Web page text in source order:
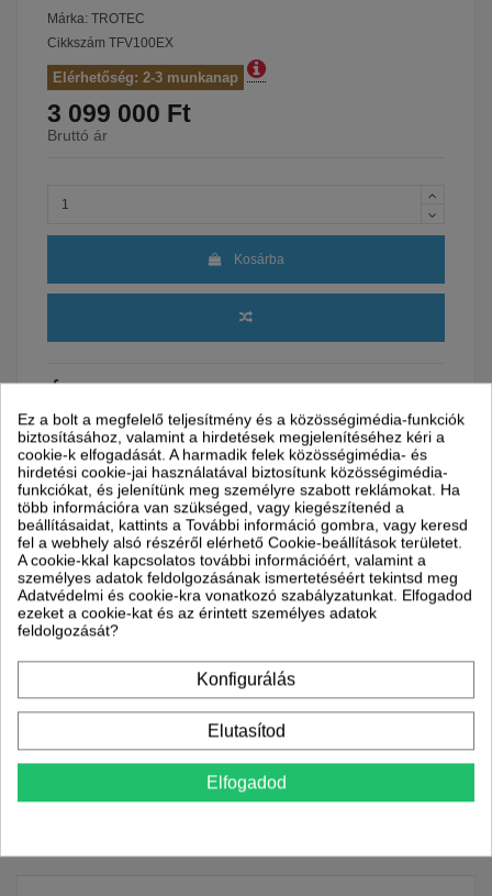
Márka: TROTEC
Cikkszám TFV100EX
Elérhetőség: 2-3 munkanap
3 099 000 Ft
Bruttó ár
Kosárba
Garancia 36 hónap Ingyenes szállítás!
Szállítással kapcsolatos információk
Partnereink Szállítási idő
Munkanapokon: reggel 8
és 17 óra között
Ez a bolt a megfelelő teljesítmény és a közösségimédia-funkciók
biztosításához, valamint a hirdetések megjelenítéséhez kéri a
cookie-k elfogadását. A harmadik felek közösségimédia- és
hirdetési cookie-jai használatával biztosítunk közösségimédia-
funkciókat, és jelenítünk meg személyre szabott reklámokat. Ha
több információra van szükséged, vagy kiegészítenéd a
beállításaidat, kattints a További információ gombra, vagy keresd
fel a webhely alsó részéről elérhető Cookie-beállítások területet.
A cookie-kkal kapcsolatos további információért, valamint a
személyes adatok feldolgozásának ismertetéséért tekintsd meg
Adatvédelmi és cookie-kra vonatkozó szabályzatunkat. Elfogadod
ezeket a cookie-kat és az érintett személyes adatok
feldolgozását?
Konfigurálás
Elutasítod
Elfogadod